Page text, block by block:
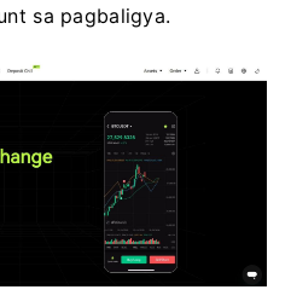
sa pagbaligya.